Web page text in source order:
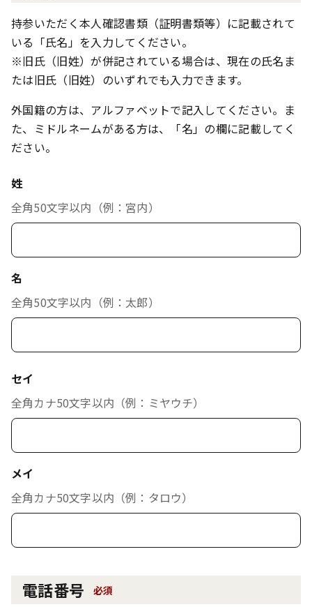
持参いただく本人確認書類（証明書類等）に記載されて
いる「氏名」を入力してください。
※旧氏（旧姓）が併記されている場合は、現在の氏名ま
たは旧氏（旧姓）のいずれでも入力できます。
外国籍の方は、アルファベットで記入してください。ま
た、ミドルネームがある方は、「名」の欄に記載してく
ださい。
姓
全角50文字以内（例：宮内）
名
全角50文字以内（例：太郎）
セイ
全角カナ50文字以内（例：ミヤウチ）
メイ
全角カナ50文字以内（例：タロウ）
電話番号 必須